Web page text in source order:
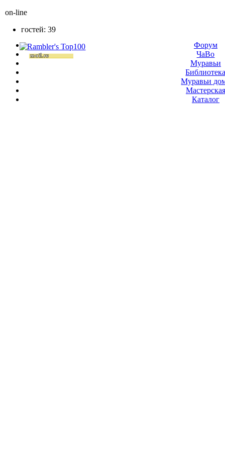
on-line
гостей: 39
Форум
ЧаВо
Муравьи
Муравьи
Мастерская
Каталог